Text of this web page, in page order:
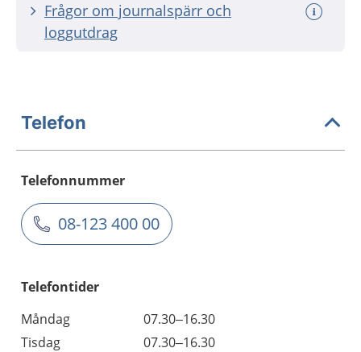
Frågor om journalspärr och
loggutdrag
Telefon
Telefonnummer
08-123 400 00
Telefontider
Måndag
07.30–16.30
Tisdag
07.30–16.30